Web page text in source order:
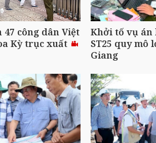
47 công dân Việt
Kỳ trục xuất
Khởi tố vụ án
ST25 quy mô
Giang